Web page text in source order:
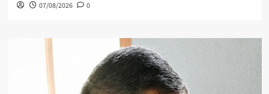
07/08/2026 0